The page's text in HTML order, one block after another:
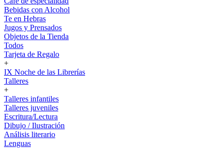
Bebidas con Alcohol
Te en Hebras
Jugos y Prensados
Objetos de la Tienda
Todos
Tarjeta de Regalo
+
IX Noche de las Librerías
Talleres
+
Talleres infantiles
Talleres juveniles
Escritura/Lectura
Dibujo / Ilustración
Análisis literario
Lenguas